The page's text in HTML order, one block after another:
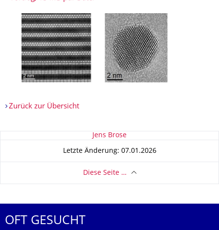
Zurück zur Übersicht
Zu dieser Seite Jens Brose
Letzte Änderung: 07.01.2026
Diese Seite …
OFT GESUCHT